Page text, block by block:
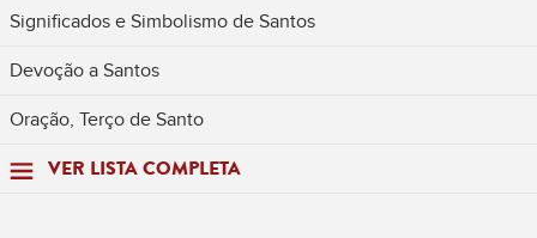
Significados e Simbolismo de Santos
Devoção a Santos
Oração, Terço de Santo
VER LISTA COMPLETA